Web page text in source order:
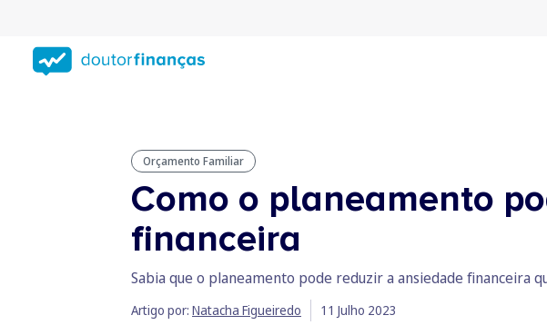
conteúdo
principal
Orçamento Familiar
Como o planeamento
financeira
Sabia que o planeamento pode reduzir a ansiedade financeira
Artigo por: Natacha Figueiredo 11 Julho 2023